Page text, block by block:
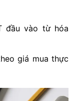
đầu vào từ hóa
giá mua thực